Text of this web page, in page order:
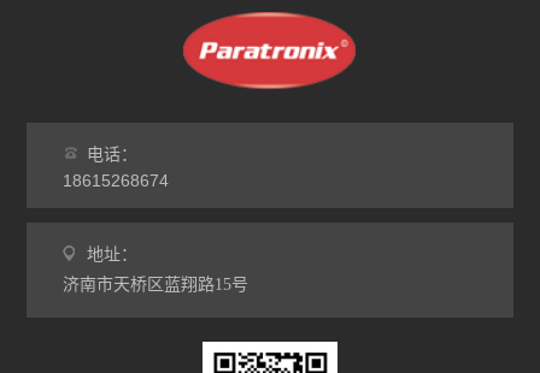
电话：
18615268674
地址：
济南市天桥区蓝翔路15号